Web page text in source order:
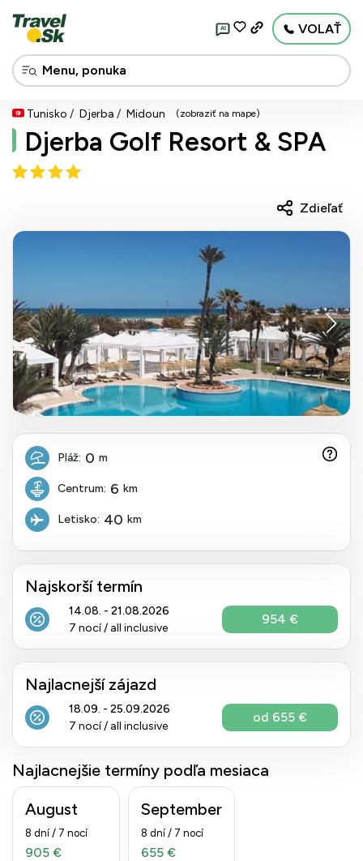
AI VOLAŤ
Tunisko Djerba Midoun (zobraziť na mape)
Djerba Golf Resort & SPA
Zdieľať
Pláž: 0 m
Centrum: 6 km
Letisko: 40 km
Najskorší termín
14.08. - 21.08.2026
7 nocí / all inclusive
954 €
Najlacnejší zájazd
18.09. - 25.09.2026
7 nocí / all inclusive
od 655 €
Najlacnejšie termíny podľa mesiaca
August
8 dní / 7 nocí
905 €
September
8 dní / 7 nocí
655 €